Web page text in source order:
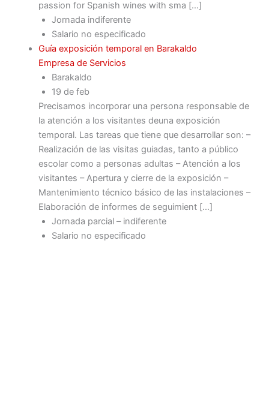
passion for Spanish wines with sma […]
Jornada indiferente
Salario no especificado
Guía exposición temporal en Barakaldo
Empresa de Servicios
Barakaldo
19 de feb
Precisamos incorporar una persona responsable de
la atención a los visitantes deuna exposición
temporal. Las tareas que tiene que desarrollar son: –
Realización de las visitas guiadas, tanto a público
escolar como a personas adultas – Atención a los
visitantes – Apertura y cierre de la exposición –
Mantenimiento técnico básico de las instalaciones –
Elaboración de informes de seguimient […]
Jornada parcial – indiferente
Salario no especificado